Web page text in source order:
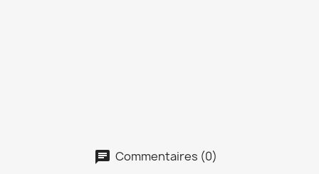
Commentaires (0)